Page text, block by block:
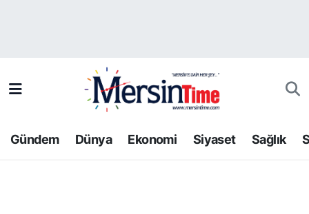
Gündem Dünya Ekonomi Siyaset Sağlık
Bilim-Teknoloji
Dünya
Trafik Durumu
Tüm Manşetler